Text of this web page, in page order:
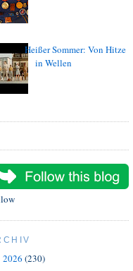
Heißer Sommer: Von Hitze
in Wellen
2026 (230)